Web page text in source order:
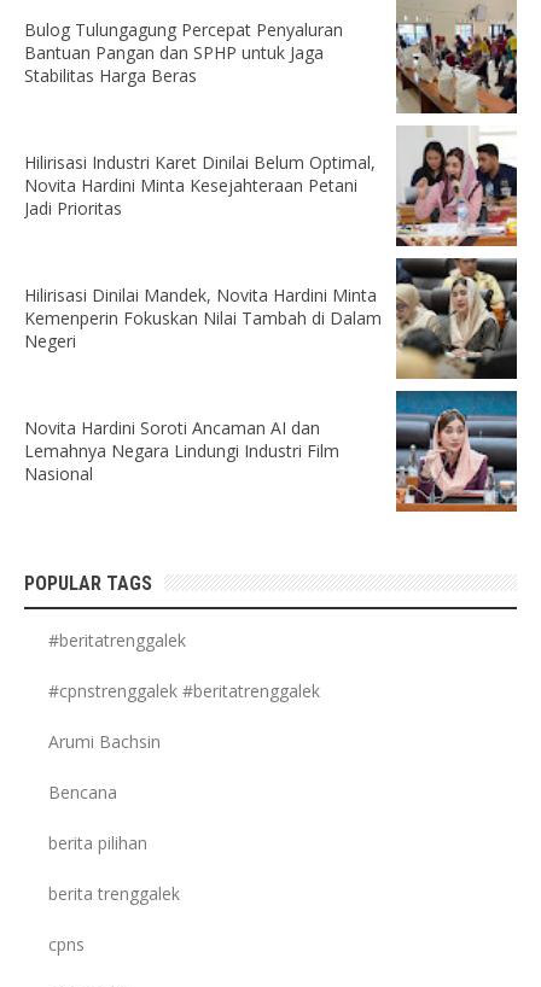
Bulog Tulungagung Percepat Penyaluran
Bantuan Pangan dan SPHP untuk Jaga
Stabilitas Harga Beras
Hilirisasi Industri Karet Dinilai Belum Optimal,
Novita Hardini Minta Kesejahteraan Petani
Jadi Prioritas
Hilirisasi Dinilai Mandek, Novita Hardini Minta
Kemenperin Fokuskan Nilai Tambah di Dalam
Negeri
Novita Hardini Soroti Ancaman AI dan
Lemahnya Negara Lindungi Industri Film
Nasional
POPULAR TAGS
#beritatrenggalek
#cpnstrenggalek #beritatrenggalek
Arumi Bachsin
Bencana
berita pilihan
berita trenggalek
cpns